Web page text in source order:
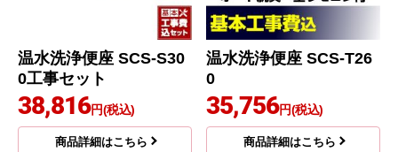
温水洗浄便座 SCS-S30
0工事セット
38,816円(税込)
商品詳細はこちら
温水洗浄便座 SCS-T26
0
35,756円(税込)
商品詳細はこちら